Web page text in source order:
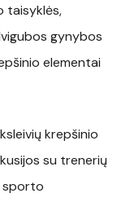
taisyklės,
gynybos
elementai
krepšinio
su trenerių
sporto